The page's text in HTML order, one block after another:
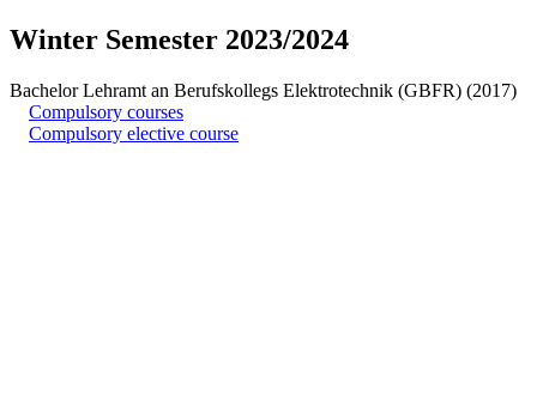
Winter Semester 2023/2024
Bachelor Lehramt an Berufskollegs Elektrotechnik (GBFR) (2017)
Compulsory courses
Compulsory elective course